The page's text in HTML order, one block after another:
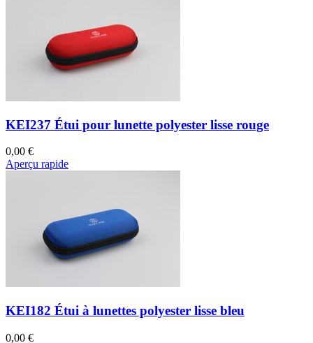
KEI237 Étui pour lunette polyester lisse rouge
0,00 €
Aperçu rapide
KEI182 Étui à lunettes polyester lisse bleu
0,00 €